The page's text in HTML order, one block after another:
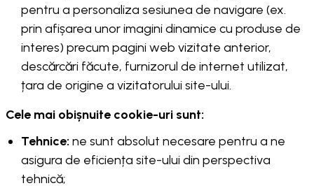
pentru a personaliza sesiunea de navigare (ex.
prin afișarea unor imagini dinamice cu produse de
interes) precum pagini web vizitate anterior,
descărcări făcute, furnizorul de internet utilizat,
țara de origine a vizitatorului site-ului.
Cele mai obișnuite cookie-uri sunt:
Tehnice: ne sunt absolut necesare pentru a ne
asigura de eficiența site-ului din perspectiva
tehnică;